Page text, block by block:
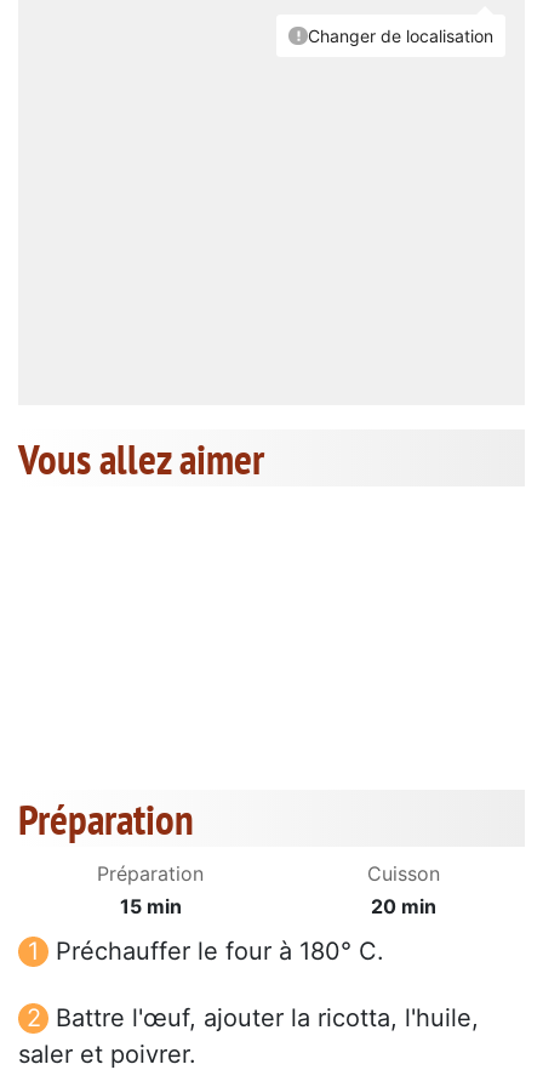
Vous allez aimer
Préparation
Préparation
15 min
Cuisson
20 min
Préchauffer le four à 180° C.
Battre l'œuf, ajouter la ricotta, l'huile,
saler et poivrer.